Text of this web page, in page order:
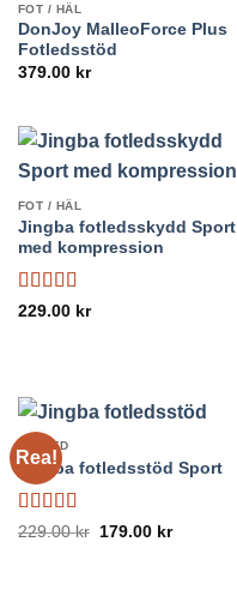
FOT / HÄL
DonJoy MalleoForce Plus
Fotledsstöd
379.00 kr
FOT / HÄL
Jingba fotledsskydd Sport
med kompression
Betygsatt
229.00 kr
Rea!
FOTLED
Jingba fotledsstöd Sport
Betygsatt
229.00kr
Det
179.00 krDet